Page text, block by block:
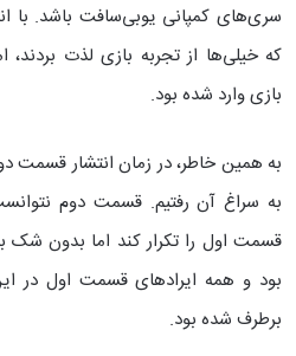
سری‌های کمپانی یوبی‌سافت باشد. با
که خیلی‌ها از تجربه بازی لذت بردند،
بازی وارد شده بود.
به همین خاطر، در زمان انتشار قسمت
به سراغ آن رفتیم. قسمت دوم
قسمت اول را تکرار کند اما بدون شک
بود و همه ایرادهای قسمت اول در
برطرف شده بود.